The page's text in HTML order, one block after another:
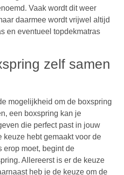
Vaak wordt dit weer
daarmee wordt vrijwel altijd
en eventueel topdekmatras
zelf samen
mogelijkheid om de boxspring
een boxspring kan je
die perfect past in jouw
keuze hebt gemaakt voor de
erop moet, begint de
Allereerst is er de keuze
heb je de keuze om de